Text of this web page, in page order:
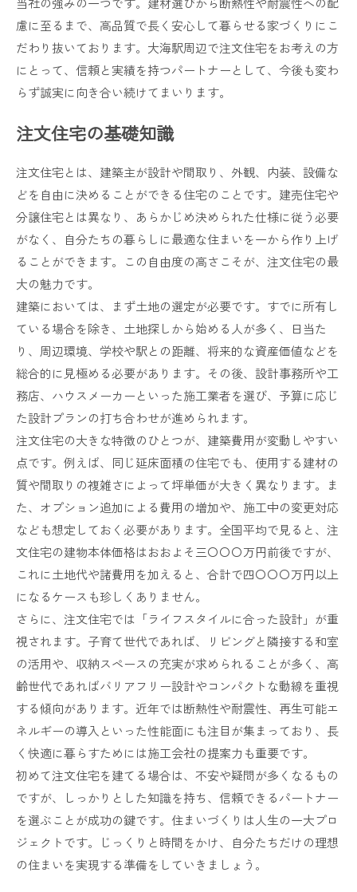
慮に至るまで、高品質で長く安心して暮らせる家づくりにこ
だわり抜いております。大海駅周辺で注文住宅をお考えの方
にとって、信頼と実績を持つパートナーとして、今後も変わ
らず誠実に向き合い続けてまいります。
注文住宅の基礎知識
注文住宅とは、建築主が設計や間取り、外観、内装、設備な
どを自由に決めることができる住宅のことです。建売住宅や
分譲住宅とは異なり、あらかじめ決められた仕様に従う必要
がなく、自分たちの暮らしに最適な住まいを一から作り上げ
ることができます。この自由度の高さこそが、注文住宅の最
大の魅力です。
建築においては、まず土地の選定が必要です。すでに所有し
ている場合を除き、土地探しから始める人が多く、日当た
り、周辺環境、学校や駅との距離、将来的な資産価値などを
総合的に見極める必要があります。その後、設計事務所や工
務店、ハウスメーカーといった施工業者を選び、予算に応じ
た設計プランの打ち合わせが進められます。
注文住宅の大きな特徴のひとつが、建築費用が変動しやすい
点です。例えば、同じ延床面積の住宅でも、使用する建材の
質や間取りの複雑さによって坪単価が大きく異なります。ま
た、オプション追加による費用の増加や、施工中の変更対応
なども想定しておく必要があります。全国平均で見ると、注
文住宅の建物本体価格はおおよそ三〇〇〇万円前後ですが、
これに土地代や諸費用を加えると、合計で四〇〇〇万円以上
になるケースも珍しくありません。
さらに、注文住宅では「ライフスタイルに合った設計」が重
視されます。子育て世代であれば、リビングと隣接する和室
の活用や、収納スペースの充実が求められることが多く、高
齢世代であればバリアフリー設計やコンパクトな動線を重視
する傾向があります。近年では断熱性や耐震性、再生可能エ
ネルギーの導入といった性能面にも注目が集まっており、長
く快適に暮らすためには施工会社の提案力も重要です。
初めて注文住宅を建てる場合は、不安や疑問が多くなるもの
ですが、しっかりとした知識を持ち、信頼できるパートナー
を選ぶことが成功の鍵です。住まいづくりは人生の一大プロ
ジェクトです。じっくりと時間をかけ、自分たちだけの理想
の住まいを実現する準備をしていきましょう。